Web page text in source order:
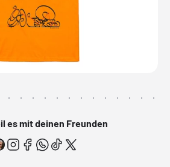
es mit deinen Freunden